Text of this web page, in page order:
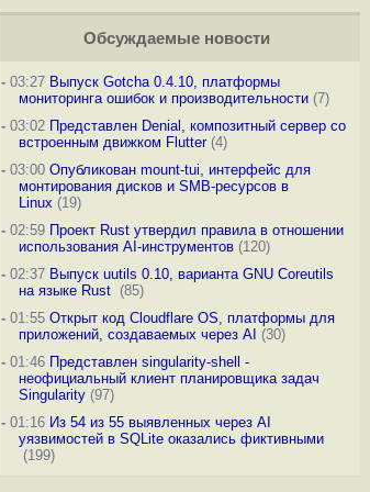
Обсуждаемые новости
-03:27 Выпуск Gotcha 0.4.10, платформы
мониторинга ошибок и производительности(7)
-03:02 Представлен Denial, композитный сервер со
встроенным движком Flutter(4)
-03:00 Опубликован mount-tui, интерфейс для
монтирования дисков и SMB-ресурсов в
Linux (19)
-02:59 Проект Rust утвердил правила в отношении
использования AI-инструментов(120)
-02:37 Выпуск uutils 0.10, варианта GNU Coreutils
на языке Rust (85)
-01:55 Открыт код Cloudflare OS, платформы для
приложений, создаваемых через AI (30)
-01:46 Представлен singularity-shell -
неофициальный клиент планировщика задач
Singularity(97)
-01:16 Из 54 из 55 выявленных через AI
уязвимостей в SQLite оказались фиктивными
(199)